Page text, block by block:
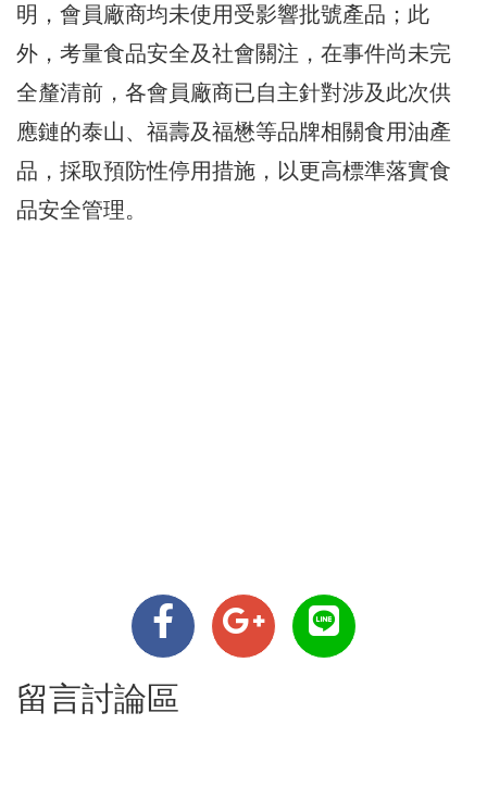
明，會員廠商均未使用受影響批號產品；此
外，考量食品安全及社會關注，在事件尚未完
全釐清前，各會員廠商已自主針對涉及此次供
應鏈的泰山、福壽及福懋等品牌相關食用油產
品，採取預防性停用措施，以更高標準落實食
品安全管理。
留言討論區